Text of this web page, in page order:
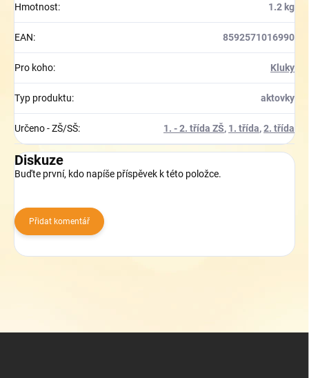
Hmotnost: 1.2 kg
EAN: 8592571016990
Pro koho: Kluky
Typ produktu: aktovky
Určeno - ZŠ/SŠ: 1. - 2. třída ZŠ, 1. třída,2. třída
Diskuze
Buďte první, kdo napíše příspěvek k této položce.
Přidat komentář